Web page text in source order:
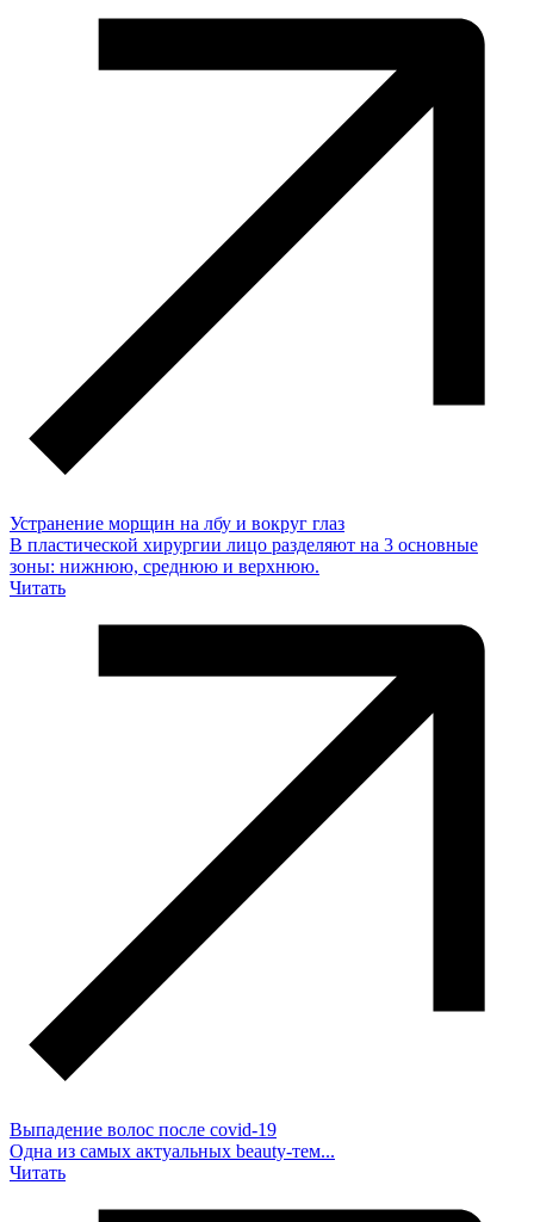
Устранение морщин на лбу и вокруг глаз
В пластической хирургии лицо разделяют на 3 основные
зоны: нижнюю, среднюю и верхнюю.
Читать
Выпадение волос после covid-19
Одна из самых актуальных beauty-тем...
Читать